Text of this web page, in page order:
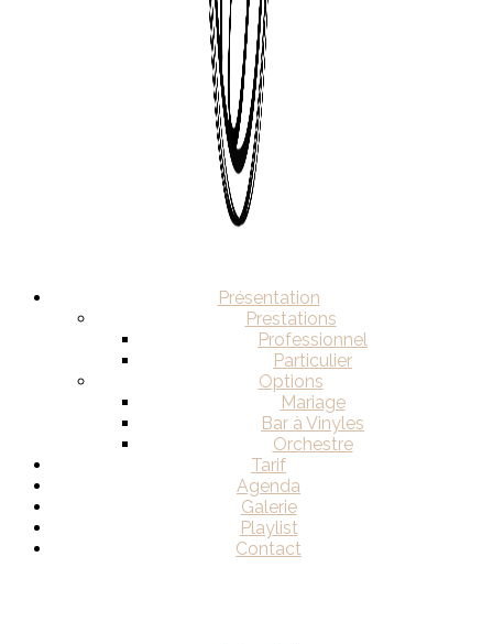
Présentation
Prestations
Professionnel
Particulier
Options
Mariage
Bar à Vinyles
Orchestre
Tarif
Agenda
Galerie
Playlist
Contact